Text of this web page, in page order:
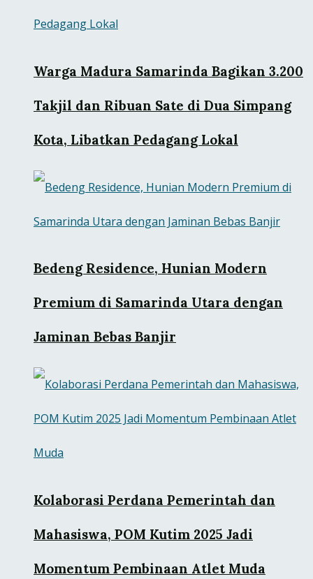
Warga Madura Samarinda Bagikan 3.200
Takjil dan Ribuan Sate di Dua Simpang
Kota, Libatkan Pedagang Lokal
Bedeng Residence, Hunian Modern
Premium di Samarinda Utara dengan
Jaminan Bebas Banjir
Kolaborasi Perdana Pemerintah dan
Mahasiswa, POM Kutim 2025 Jadi
Momentum Pembinaan Atlet Muda